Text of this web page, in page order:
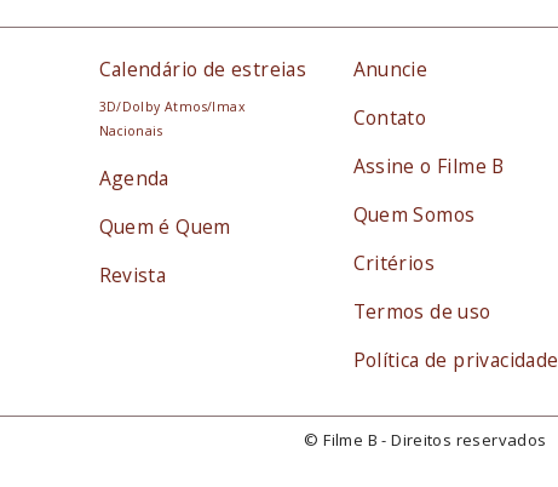
Calendário de estreias
3D/Dolby Atmos/Imax
Nacionais
Agenda
Quem é Quem
Revista
Anuncie
Contato
Assine o Filme B
Quem Somos
Critérios
Termos de uso
Política de privacidade
© Filme B - Direitos reservados